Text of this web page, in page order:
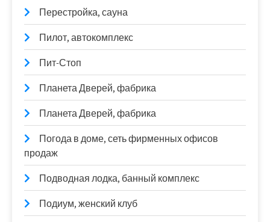
Перестройка, сауна
Пилот, автокомплекс
Пит-Стоп
Планета Дверей, фабрика
Планета Дверей, фабрика
Погода в доме, сеть фирменных офисов
продаж
Подводная лодка, банный комплекс
Подиум, женский клуб